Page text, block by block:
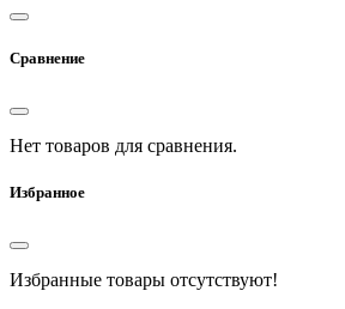
Сравнение
Нет товаров для сравнения.
Избранное
Избранные товары отсутствуют!